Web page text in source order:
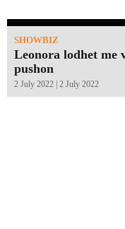
SHOWBIZ
Leonora lodhet me
pushon
2 July 2022 | 2 July 2022